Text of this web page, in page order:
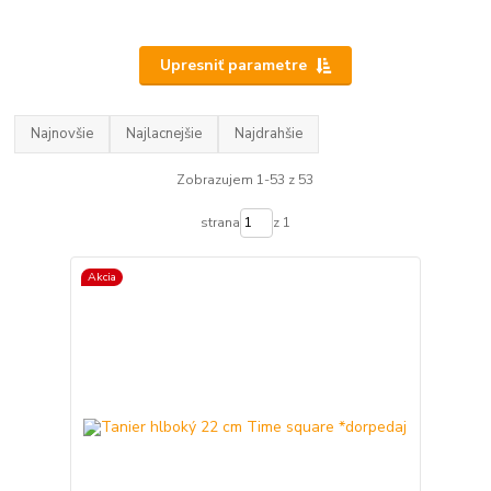
Upresniť parametre
Najnovšie Najlacnejšie Najdrahšie
Zobrazujem 1-53 z 53
strana z 1
Akcia